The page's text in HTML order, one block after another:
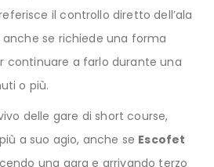
il controllo diretto dell’ala
se richiede una forma
continuare a farlo durante una
o più.
delle gare di short course,
a suo agio, anche se Escofet
una gara e arrivando terzo